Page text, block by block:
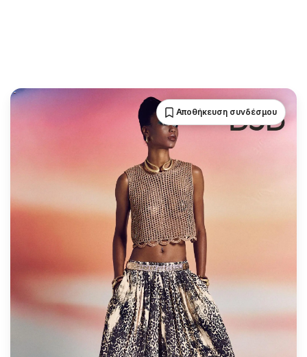
Αποθήκευση συνδέσμου